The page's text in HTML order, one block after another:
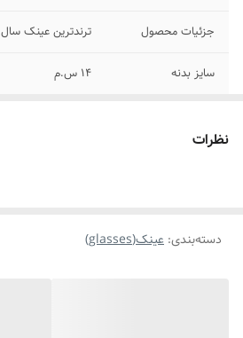
جزئیات محصول ترندترین عینک سال ۲۰۲۵
سایز بدنه ۱۴ س.م
نظرات
دسته‌بندی: عینک(glasses)